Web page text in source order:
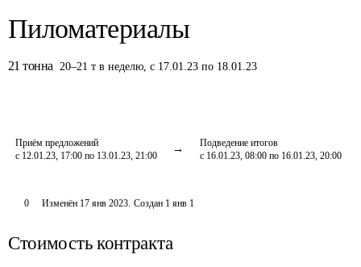
Пиломатериалы
21 тонна 20–21 т в неделю, с 17.01.23 по 18.01.23
Приём предложений
с 12.01.23, 17:00 по 13.01.23, 21:00
Подведение итогов
с 16.01.23, 08:00 по 16.01.23, 20:00
0 Изменён 17 янв 2023. Создан 1 янв 1
Стоимость контракта